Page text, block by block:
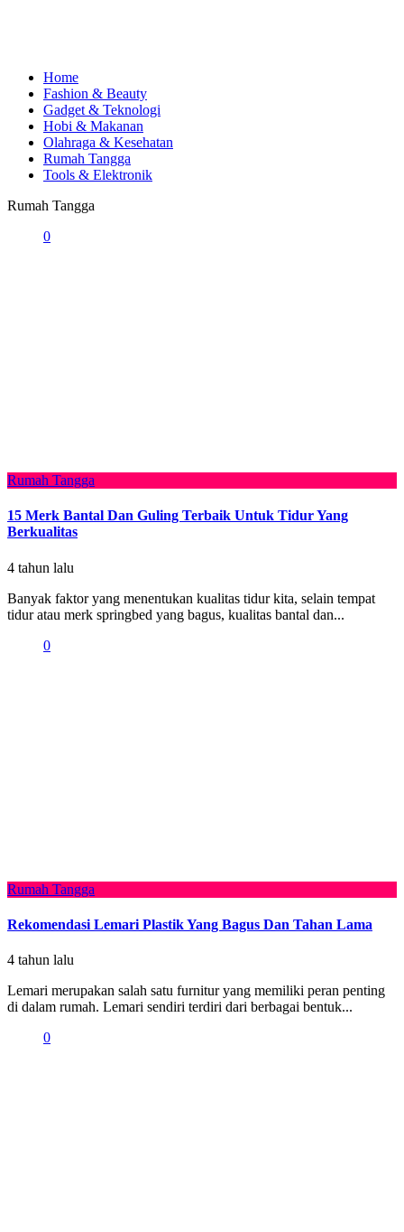
Home
Fashion & Beauty
Gadget & Teknologi
Hobi & Makanan
Olahraga & Kesehatan
Rumah Tangga
Tools & Elektronik
Rumah Tangga
0
Rumah Tangga
15 Merk Bantal Dan Guling Terbaik Untuk Tidur Yang
Berkualitas
4 tahun lalu
Banyak faktor yang menentukan kualitas tidur kita, selain tempat
tidur atau merk springbed yang bagus, kualitas bantal dan...
0
Rumah Tangga
Rekomendasi Lemari Plastik Yang Bagus Dan Tahan Lama
4 tahun lalu
Lemari merupakan salah satu furnitur yang memiliki peran penting
di dalam rumah. Lemari sendiri terdiri dari berbagai bentuk...
0